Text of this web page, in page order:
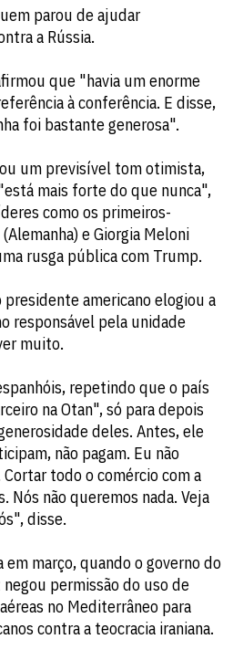
parou de ajudar
a Rússia.
que "havia um enorme
à conferência. E disse,
foi bastante generosa".
um previsível tom otimista,
mais forte do que nunca",
como os primeiros-
e Giorgia Meloni
rusga pública com Trump.
americano elogiou a
responsável pela unidade
muito.
repetindo que o país
na Otan", só para depois
deles. Antes, ele
não pagam. Eu não
todo o comércio com a
Nós não queremos nada. Veja
disse.
março, quando o governo do
permissão do uso de
no Mediterrâneo para
contra a teocracia iraniana.